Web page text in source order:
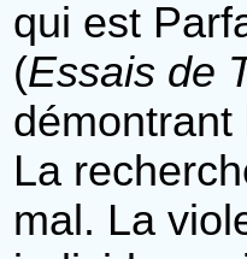
qui est
(Essais de
La
mal. La